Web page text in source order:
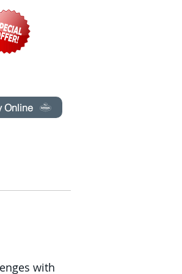
Online
with